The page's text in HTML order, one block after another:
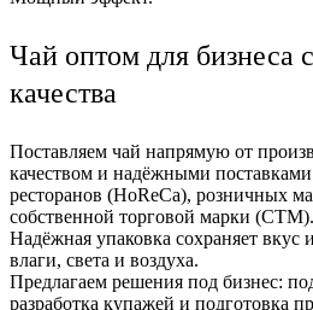
Чай оптом для бизнеса
качества
Поставляем чай напрямую от
качеством и надёжными
ресторанов (HoReCa), розничных
собственной торговой марки (СТМ).
Надёжная упаковка сохраняет вкус
влаги, света и воздуха.
Предлагаем решения под бизнес:
разработка купажей и подготовка